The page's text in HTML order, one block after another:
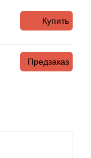
Купить
Предзаказ